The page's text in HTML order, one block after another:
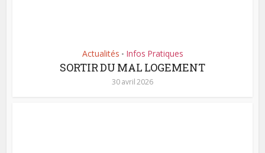
Actualités • Infos Pratiques
SORTIR DU MAL LOGEMENT
30 avril 2026